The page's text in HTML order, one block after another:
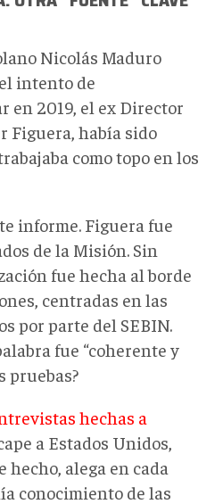
Nicolás Maduro
intento de
2019, el ex Director
Figuera, había sido
como topo en los
informe. Figuera fue
de la Misión. Sin
fue hecha al borde
centradas en las
por parte del SEBIN.
fue “coherente y
pruebas?
hechas a
a Estados Unidos,
hecho, alega en cada
conocimiento de las